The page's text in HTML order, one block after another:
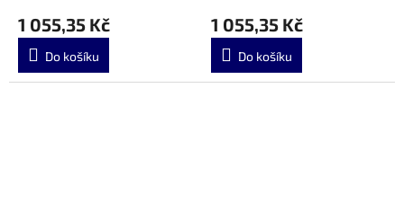
1 055,35 Kč
Do košíku
1 055,35 Kč
Do košíku